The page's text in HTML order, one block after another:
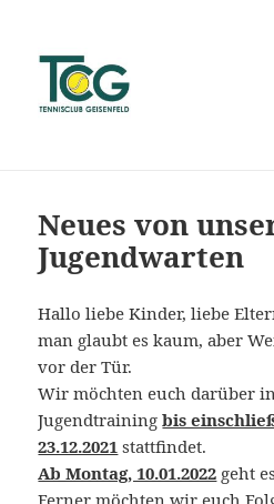
Neues von
Jugendwarten
Hallo liebe Kinder, liebe
man glaubt es kaum, aber
vor der Tür.
Wir möchten euch darüber
Jugendtrainingbis
23.12.2021 stattfindet.
Ab Montag, 10.01.2022 geht